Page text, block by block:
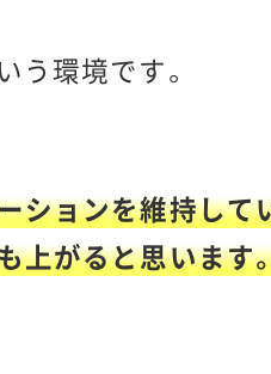
う環境です。
ションを維持して
上がると思います